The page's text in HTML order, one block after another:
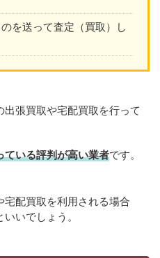
を送って査定（買取）し
張買取や宅配買取を行って
ている評判が高い業者です。
配買取を利用される場合
いでしょう。